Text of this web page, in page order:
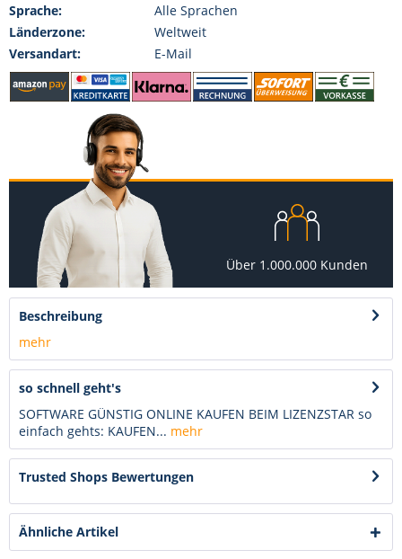
Sprache:
Alle Sprachen
Länderzone:
Weltweit
Versandart:
E-Mail
Über 1.000.000 Kunden
Beschreibung
mehr
so schnell geht's
SOFTWARE GÜNSTIG ONLINE KAUFEN BEIM LIZENZSTAR so
einfach gehts: KAUFEN... mehr
Trusted Shops Bewertungen
Ähnliche Artikel